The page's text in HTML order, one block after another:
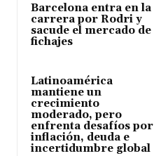
Barcelona entra en la
carrera por Rodri y
sacude el mercado de
fichajes
Latinoamérica
mantiene un
crecimiento
moderado, pero
enfrenta desafíos por
inflación, deuda e
incertidumbre global